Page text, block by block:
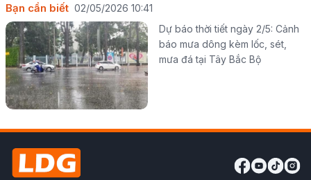
Bạn cần biết 02/05/2026 10:41
Dự báo thời tiết ngày 2/5: Cảnh
báo mưa dông kèm lốc, sét,
mưa đá tại Tây Bắc Bộ